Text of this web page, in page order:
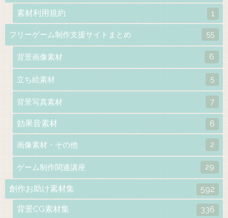
素材利用規約 1
フリーゲーム制作支援サイトまとめ 55
背景画像素材 6
立ち絵素材 5
背景写真素材 7
効果音素材 6
画像素材・その他 2
ゲーム制作関連講座 29
創作お助け素材集 592
背景CG素材集 336